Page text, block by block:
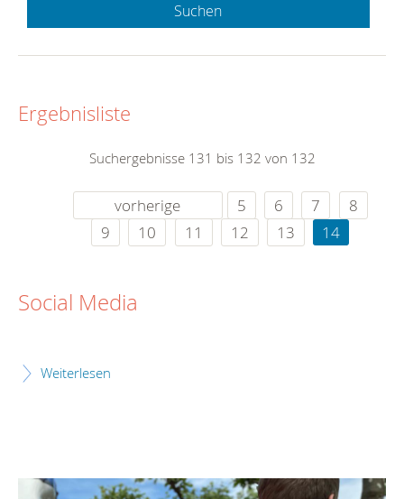
Suchen
Ergebnisliste
Suchergebnisse 131 bis 132 von 132
vorherige 5 6 7
8
9
10 11 12 13 14
Social Media
Weiterlesen